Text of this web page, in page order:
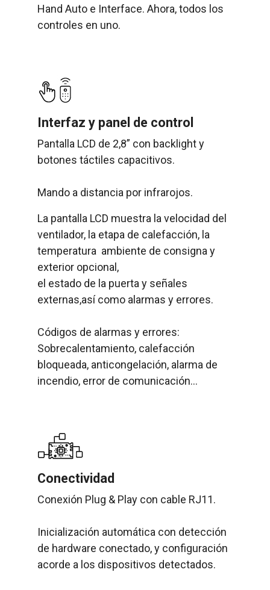
Hand Auto e Interface. Ahora, todos los
controles en uno.
Interfaz y panel de control
Pantalla LCD de 2,8” con backlight y
botones táctiles capacitivos.
Mando a distancia por infrarojos.
La pantalla LCD muestra la velocidad del
ventilador, la etapa de calefacción, la
temperatura ambiente de consigna y
exterior opcional,
el estado de la puerta y señales
externas,así como alarmas y errores.
Códigos de alarmas y errores:
Sobrecalentamiento, calefacción
bloqueada, anticongelación, alarma de
incendio, error de comunicación...
Conectividad
Conexión Plug & Play con cable RJ11.
Inicialización automática con detección
de hardware conectado, y configuración
acorde a los dispositivos detectados.